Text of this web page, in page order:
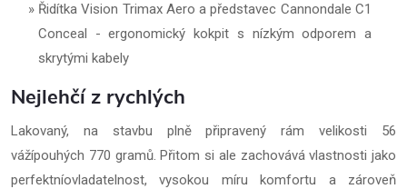
Řidítka Vision Trimax Aero a představec Cannondale C1
Conceal - ergonomický kokpit s nízkým odporem a
skrytými kabely
Nejlehčí z rychlých
Lakovaný, na stavbu plně připravený rám velikosti 56
vážípouhých 770 gramů. Přitom si ale zachovává vlastnosti jako
perfektníovladatelnost, vysokou míru komfortu a zároveň